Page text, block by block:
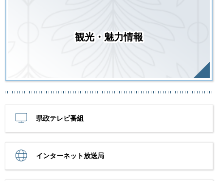
観光・魅力情報
県政テレビ番組
インターネット放送局